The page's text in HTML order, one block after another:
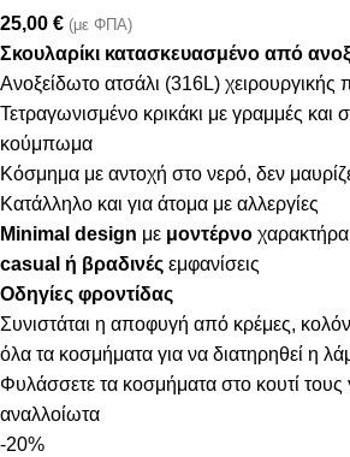
25,00 € (με ΦΠΑ)
Σκουλαρίκι κατασκευασμένο από
Ανοξείδωτο ατσάλι (316L) χειρουργικής
Τετραγωνισμένο κρικάκι με γραμμές και
κούμπωμα
Κόσμημα με αντοχή στο νερό, δεν
Κατάλληλο και για άτομα με αλλεργίες
Minimal design με μοντέρνο
casual ή βραδινές εμφανίσεις
Οδηγίες φροντίδας
Συνιστάται η αποφυγή από κρέμες,
όλα τα κοσμήματα για να διατηρηθεί η
Φυλάσσετε τα κοσμήματα στο κουτί τους
αναλλοίωτα
-20%